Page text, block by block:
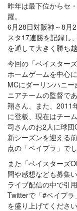
昨年は最下位からセ
躍。
6月28日対阪神～8月
スタ17連勝を記録し
を通して大きく勝ち越
今回の「ベイスター
ホームゲームを中心
MCにダーリンハニ
ニアチームの監督で
翔さん、また、2011
に登板、現在はチー
司さんのお2人に球団
新シーズンを迎える
点の「ベイプラ」で
また「ベイスターズ
問や感想なども募集い
ライブ配信の中で引
Twitterで「#ベイプ
を盛り上げてください